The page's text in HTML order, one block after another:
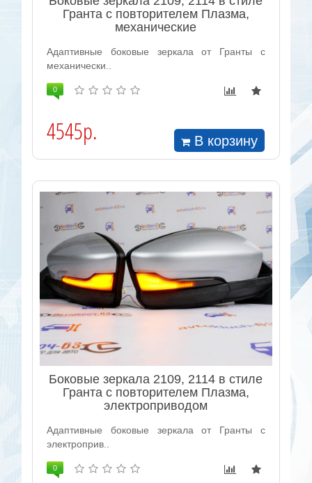
Гранта с повторителем Плазма,
механические
Адаптивные боковые зеркала от Гранты с
механически..
0
4545р. В корзину
Боковые зеркала 2109, 2114 в стиле
Гранта с повторителем Плазма,
электроприводом
Адаптивные боковые зеркала от Гранты с
электроприв..
0